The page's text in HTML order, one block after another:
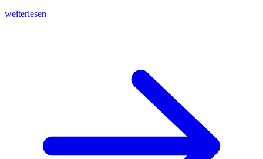
weiterlesen